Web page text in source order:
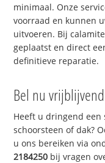
minimaal. Onze
voorraad en kunnen
uitvoeren. Bij
geplaatst en direct
definitieve reparatie.
Bel nu
Heeft u dringend een
schoorsteen of dak?
u ons bereiken via
2184250 bij vragen